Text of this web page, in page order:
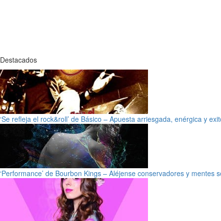
Destacados
‘Se refleja el rock&roll’ de Básico – Apuesta arriesgada, enérgica y
‘Performance’ de Bourbon Kings – Aléjense conservadores y mentes